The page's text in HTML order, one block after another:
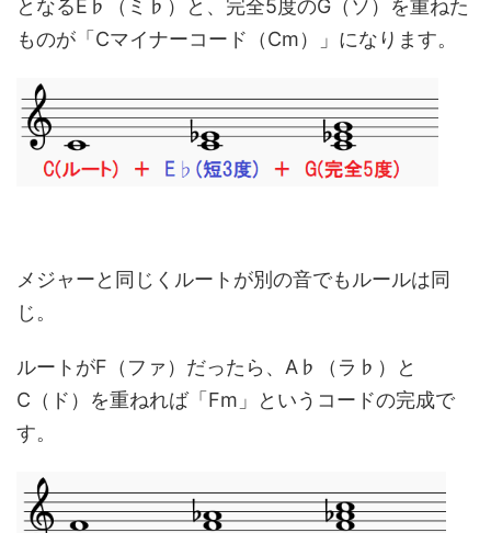
となるE♭（ミ♭）と、完全5度のG（ソ）を重ねた
ものが「Cマイナーコード（Cm）」になります。
メジャーと同じくルートが別の音でもルールは同
じ。
ルートがF（ファ）だったら、A♭（ラ♭）と
C（ド）を重ねれば「Fm」というコードの完成で
す。